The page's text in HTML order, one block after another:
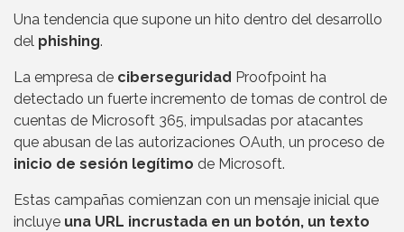
Una tendencia que supone un hito dentro del desarrollo
del phishing.
La empresa de ciberseguridad Proofpoint ha
detectado un fuerte incremento de tomas de control de
cuentas de Microsoft 365, impulsadas por atacantes
que abusan de las autorizaciones OAuth, un proceso de
inicio de sesión legítimo de Microsoft.
Estas campañas comienzan con un mensaje inicial que
incluye una URL incrustada en un botón, un texto